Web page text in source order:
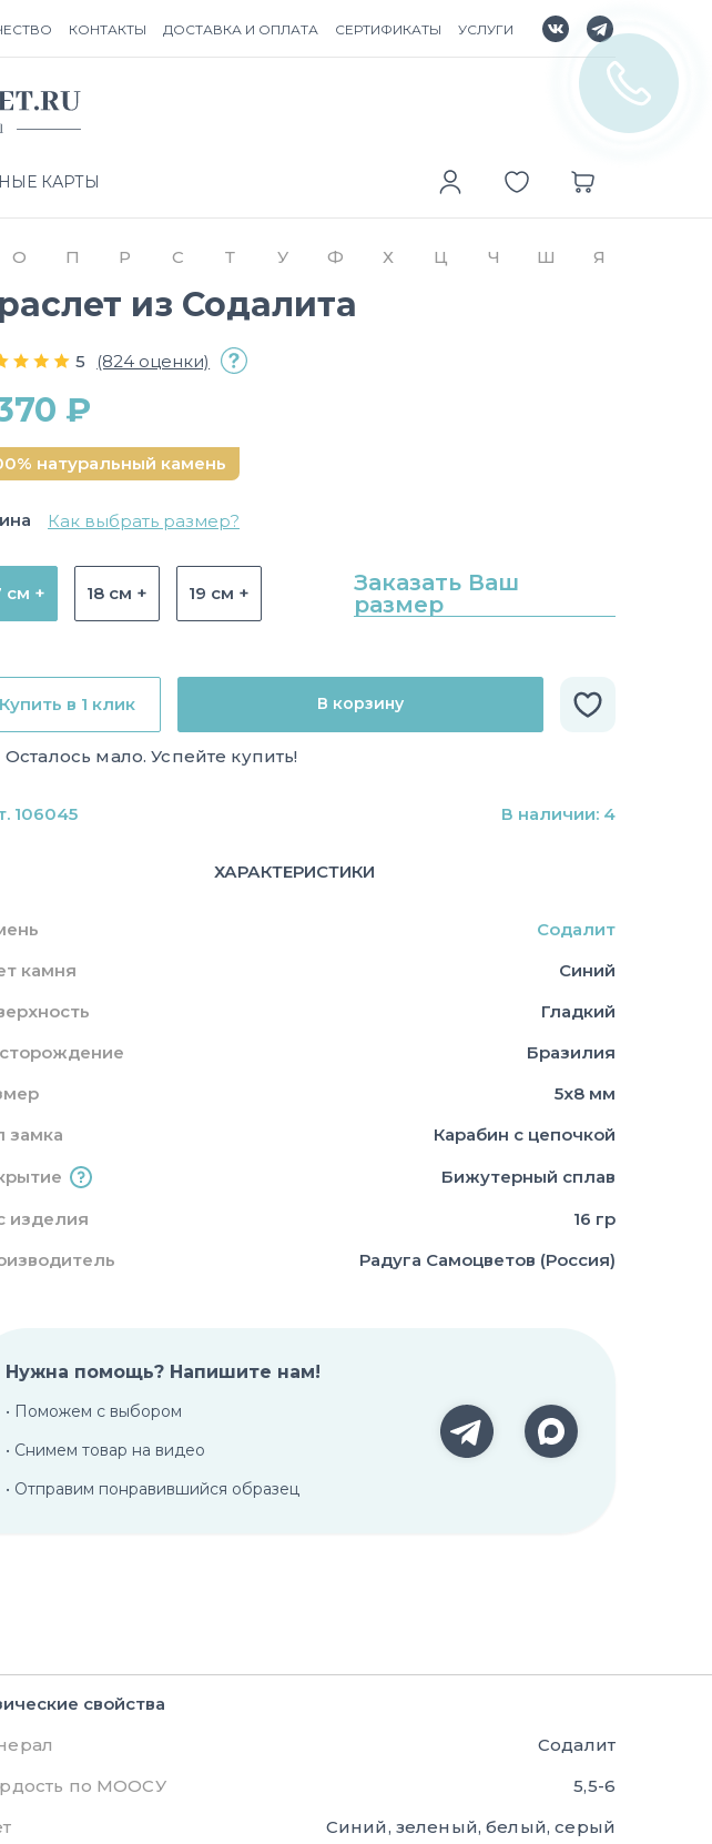
КОНТАКТЫ ДОСТАВКА И ОПЛАТА СЕРТИФИКАТЫ УСЛУГИ
КАРТЫ
О П Р С Т У Ф Х Ц Ч Ш Я
из Содалита
5 (824 оценки)
₽
натуральный камень
Как выбрать размер?
см + 18 см + 19 см +
Заказать Ваш
размер
Купить в 1 клик В корзину
Осталось мало. Успейте купить!
106045 В наличии: 4
ХАРАКТЕРИСТИКИ
Содалит
камня
Синий
Гладкий
Бразилия
5х8 мм
замка
Карабин с цепочкой
Бижутерный сплав
изделия
16 гр
Радуга Самоцветов (Россия)
Нужна помощь? Напишите нам!
• Поможем с выбором
• Снимем товар на видео
• Отправим понравившийся образец
свойства
Содалит
по МООСУ
5,5-6
Синий, зеленый, белый, серый